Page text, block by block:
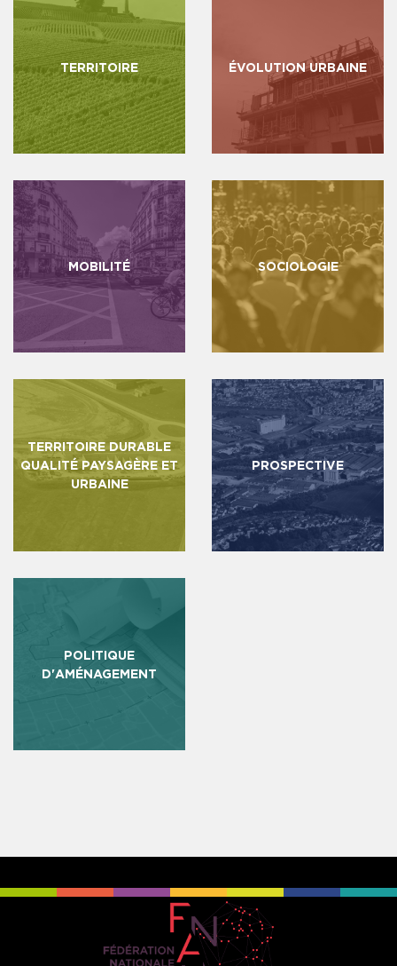
TERRITOIRE ÉVOLUTION URBAINE
MOBILITÉ SOCIOLOGIE
TERRITOIRE DURABLE
QUALITÉ PAYSAGÈRE ET
URBAINE
PROSPECTIVE
POLITIQUE
D'AMÉNAGEMENT